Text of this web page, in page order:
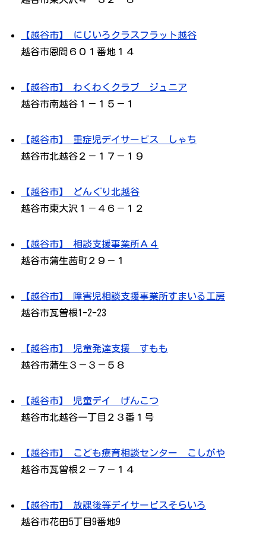
【越谷市】 にじいろクラスフラット越谷
越谷市恩間６０１番地１４
【越谷市】 わくわくクラブ ジュニア
越谷市南越谷１－１５－１
【越谷市】 重症児デイサービス しゃち
越谷市北越谷２－１７－１９
【越谷市】 どんぐり北越谷
越谷市東大沢１－４６－１２
【越谷市】 相談支援事業所Ａ４
越谷市蒲生茜町２９－１
【越谷市】 障害児相談支援事業所すまいる工房
越谷市瓦曽根1-2-23
【越谷市】 児童発達支援 すもも
越谷市蒲生３－３－５８
【越谷市】 児童デイ げんこつ
越谷市北越谷一丁目２３番１号
【越谷市】 こども療育相談センター こしがや
越谷市瓦曽根２－７－１４
【越谷市】 放課後等デイサービスそらいろ
越谷市花田5丁目9番地9